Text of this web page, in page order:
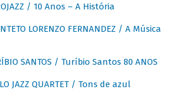
/ 10 Anos – A História
LORENZO FERNANDEZ / A Música
SANTOS / Turíbio Santos 80 ANOS
JAZZ QUARTET / Tons de azul